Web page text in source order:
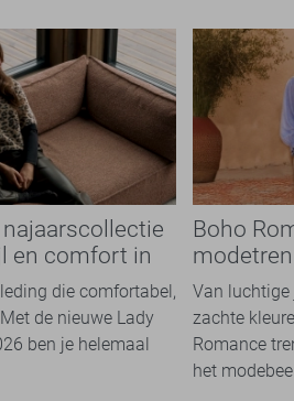
en comfort in
die comfortabel,
de nieuwe Lady
ben je helemaal
Boho
overal
Van luchtige
zachte
Romance
het